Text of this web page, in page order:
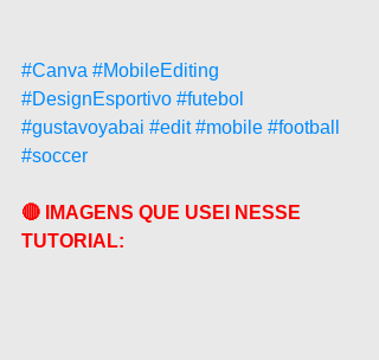
#Canva #MobileEditing
#DesignEsportivo #futebol
#gustavoyabai #edit #mobile #football
#soccer
🔴 IMAGENS QUE USEI NESSE
TUTORIAL: